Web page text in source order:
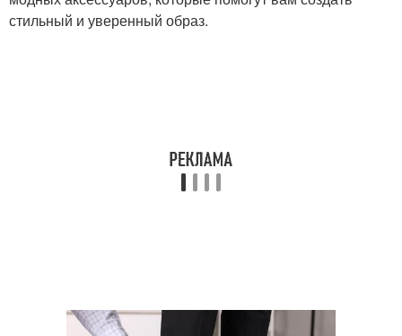
стильный и уверенный образ.